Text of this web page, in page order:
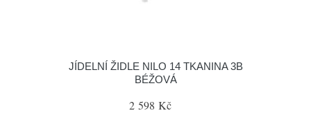
JÍDELNÍ ŽIDLE NILO 14 TKANINA 3B
BÉŽOVÁ
2 598 Kč